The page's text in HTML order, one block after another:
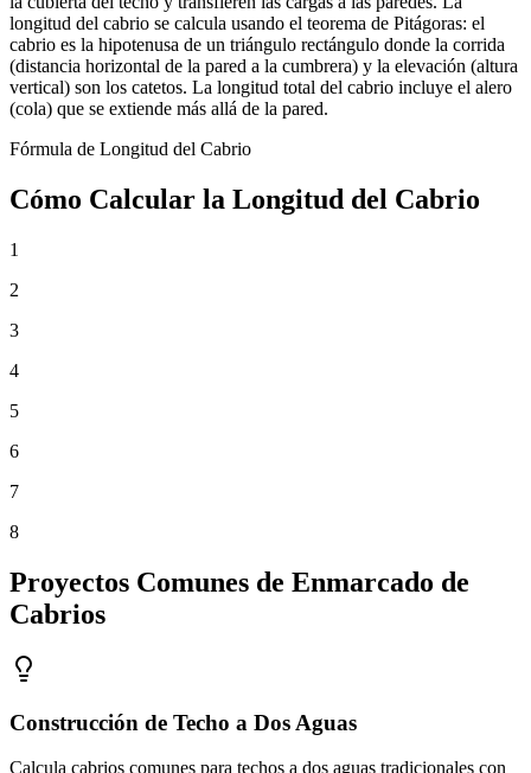
longitud del cabrio se calcula usando el teorema de Pitágoras: el
cabrio es la hipotenusa de un triángulo rectángulo donde la corrida
(distancia horizontal de la pared a la cumbrera) y la elevación (altura
vertical) son los catetos. La longitud total del cabrio incluye el alero
(cola) que se extiende más allá de la pared.
Fórmula de Longitud del Cabrio
Cómo Calcular la Longitud del Cabrio
1
2
3
4
5
6
7
8
Proyectos Comunes de Enmarcado de
Cabrios
Construcción de Techo a Dos Aguas
Calcula cabrios comunes para techos a dos aguas tradicionales con